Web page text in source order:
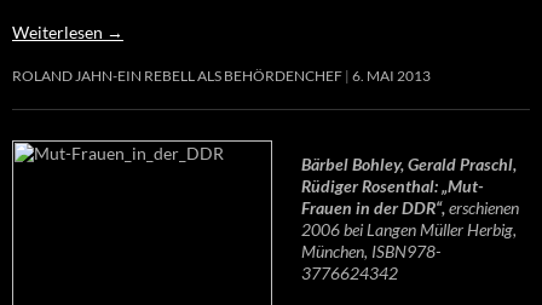
Weiterlesen →
ROLAND JAHN-EIN REBELL ALS BEHÖRDENCHEF 6. MAI 2013
Bärbel Bohley, Gerald Praschl,
Rüdiger Rosenthal: „Mut-
Frauen in der DDR“,erschienen
2006 bei Langen Müller Herbig,
München, ISBN978-
3776624342